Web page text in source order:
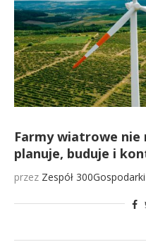
Farmy wiatrowe
planuje, buduje i
przez Zespół 300Gospodarki